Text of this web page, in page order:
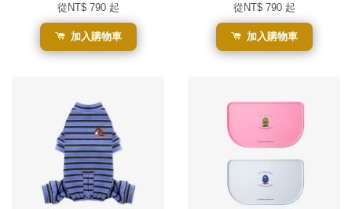
從 NT$ 790 起
加入購物車
從 NT$ 790 起
加入購物車